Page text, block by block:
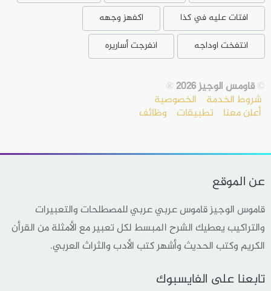
افتات عليه في كذا
اكفهز وجهه
انتفخت اوداجه
انفرجت أساريره
©قاومس الوجيز 2026 ®
شروط الخدمة الخصوصية
أعلن معنا تطبيقات وظائف
عن الموقع
قاموس الوجيز قاموس عربي عربي للمصطلحات والتعبيرات
والتراكيب يعطيك الشرح المبسط لكل تعبير مع الأمثلة من القرأن
الكريم وكتب الحديث وأشهر كتب الأدب والثراث العربي.
تابعنا على الفايسبوك